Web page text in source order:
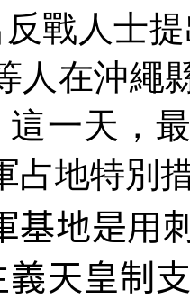
戰人士
人在沖繩
一天，
占地特別
基地是用
天皇制